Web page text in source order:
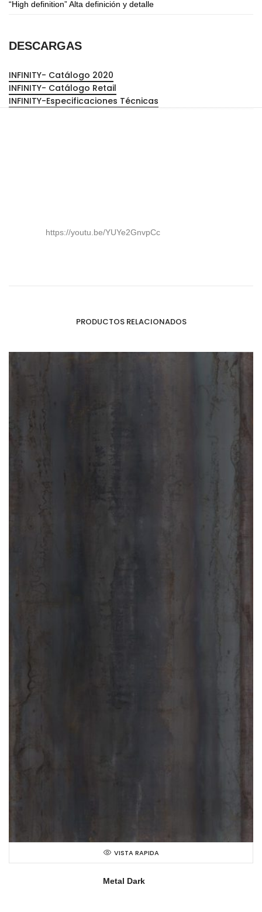
“High definition” Alta definición y detalle
DESCARGAS
INFINITY- Catálogo 2020
INFINITY- Catálogo Retail
INFINITY-Especificaciones Técnicas
https://youtu.be/YUYe2GnvpCc
PRODUCTOS RELACIONADOS
VISTA RAPIDA
Metal Dark